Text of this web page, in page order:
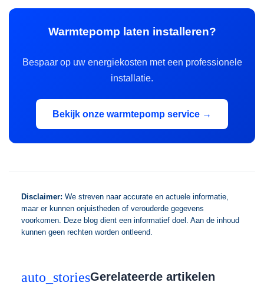
Warmtepomp laten installeren?
Bespaar op uw energiekosten met een professionele
installatie.
Bekijk onze warmtepomp service →
Disclaimer: We streven naar accurate en actuele informatie,
maar er kunnen onjuistheden of verouderde gegevens
voorkomen. Deze blog dient een informatief doel. Aan de inhoud
kunnen geen rechten worden ontleend.
auto_storiesGerelateerde artikelen